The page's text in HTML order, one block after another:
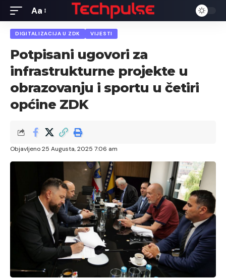
Font
Resizer
Aa
DIGITALIZACIJA U ZDK VIJESTI
Potpisani ugovori za
infrastrukturne projekte u
obrazovanju i sportu u četiri
općine ZDK
Objavljeno 25 Augusta, 2025 7:06 am